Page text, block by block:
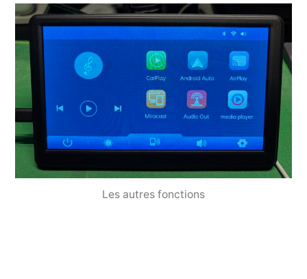
Les autres fonctions